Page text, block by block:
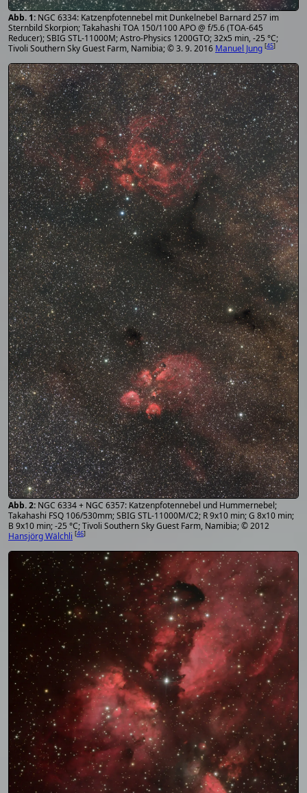
NGC 6334: Katzenpfotennebel mit Dunkelnebel Barnard 257 im
Sternbild Skorpion; Takahashi TOA 150/1100 APO @ f/5.6 (TOA-645
Reducer); SBIG STL-11000M; Astro-Physics 1200GTO; 32x5 min, -25 °C;
Tivoli Southern Sky Guest Farm, Namibia; © 3. 9. 2016 Manuel Jung [45]
NGC 6334 + NGC 6357: Katzenpfotennebel und Hummernebel;
Takahashi FSQ 106/530mm; SBIG STL-11000M/C2; R 9x10 min; G 8x10 min;
B 9x10 min; -25 °C; Tivoli Southern Sky Guest Farm, Namibia; © 2012
Hansjörg Wälchli [46]